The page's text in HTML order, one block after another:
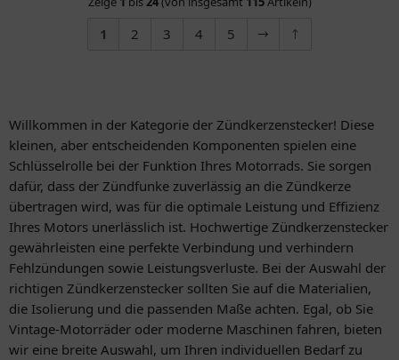
1 2 3 4 5
Willkommen in der Kategorie der Zündkerzenstecker! Diese
kleinen, aber entscheidenden Komponenten spielen eine
Schlüsselrolle bei der Funktion Ihres Motorrads. Sie sorgen
dafür, dass der Zündfunke zuverlässig an die Zündkerze
übertragen wird, was für die optimale Leistung und Effizienz
Ihres Motors unerlässlich ist. Hochwertige Zündkerzenstecker
gewährleisten eine perfekte Verbindung und verhindern
Fehlzündungen sowie Leistungsverluste. Bei der Auswahl der
richtigen Zündkerzenstecker sollten Sie auf die Materialien,
die Isolierung und die passenden Maße achten. Egal, ob Sie
Vintage-Motorräder oder moderne Maschinen fahren, bieten
wir eine breite Auswahl, um Ihren individuellen Bedarf zu